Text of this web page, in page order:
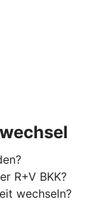
R+V BKK?
wechseln?